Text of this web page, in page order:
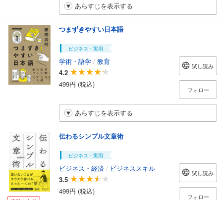
あらすじを表示する
つまずきやすい日本語
ビジネス・実用
学術・語学 / 教育
4.2
499円 (税込)
試し読み
フォロー
あらすじを表示する
伝わるシンプル文章術
ビジネス・実用
ビジネス・経済 / ビジネススキル
3.5
499円 (税込)
試し読み
フォロー